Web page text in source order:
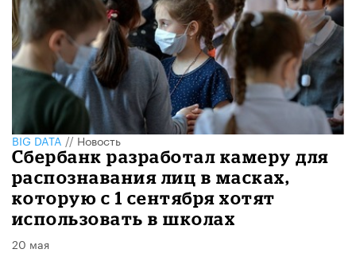
BIG DATA//Новость
Сбербанк разработал камеру для
распознавания лиц в масках,
которую с 1 сентября хотят
использовать в школах
20 мая